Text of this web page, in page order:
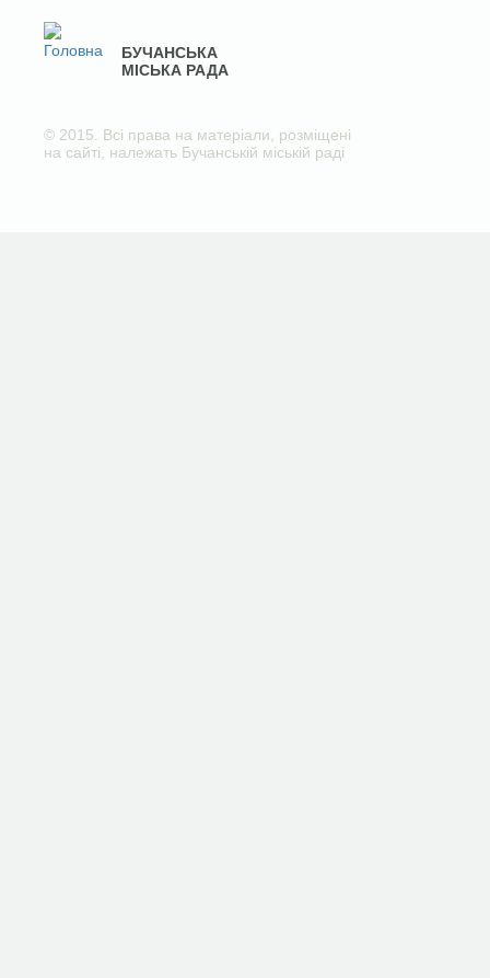
БУЧАНСЬКА
МІСЬКА РАДА
© 2015. Всі права на матеріали, розміщені
на сайті, належать Бучанській міській раді